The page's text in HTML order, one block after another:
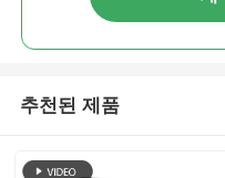
추천된 제품